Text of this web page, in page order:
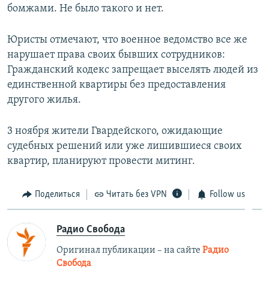
бомжами. Не было такого и нет.
Юристы отмечают, что военное ведомство все же
нарушает права своих бывших сотрудников:
Гражданский кодекс запрещает выселять людей из
единственной квартиры без предоставления
другого жилья.
3 ноября жители Гвардейского, ожидающие
судебных решений или уже лишившиеся своих
квартир, планируют провести митинг.
Поделиться Читать без VPN Follow us
Радио Свобода
Оригинал публикации – на сайте Радио
Свобода